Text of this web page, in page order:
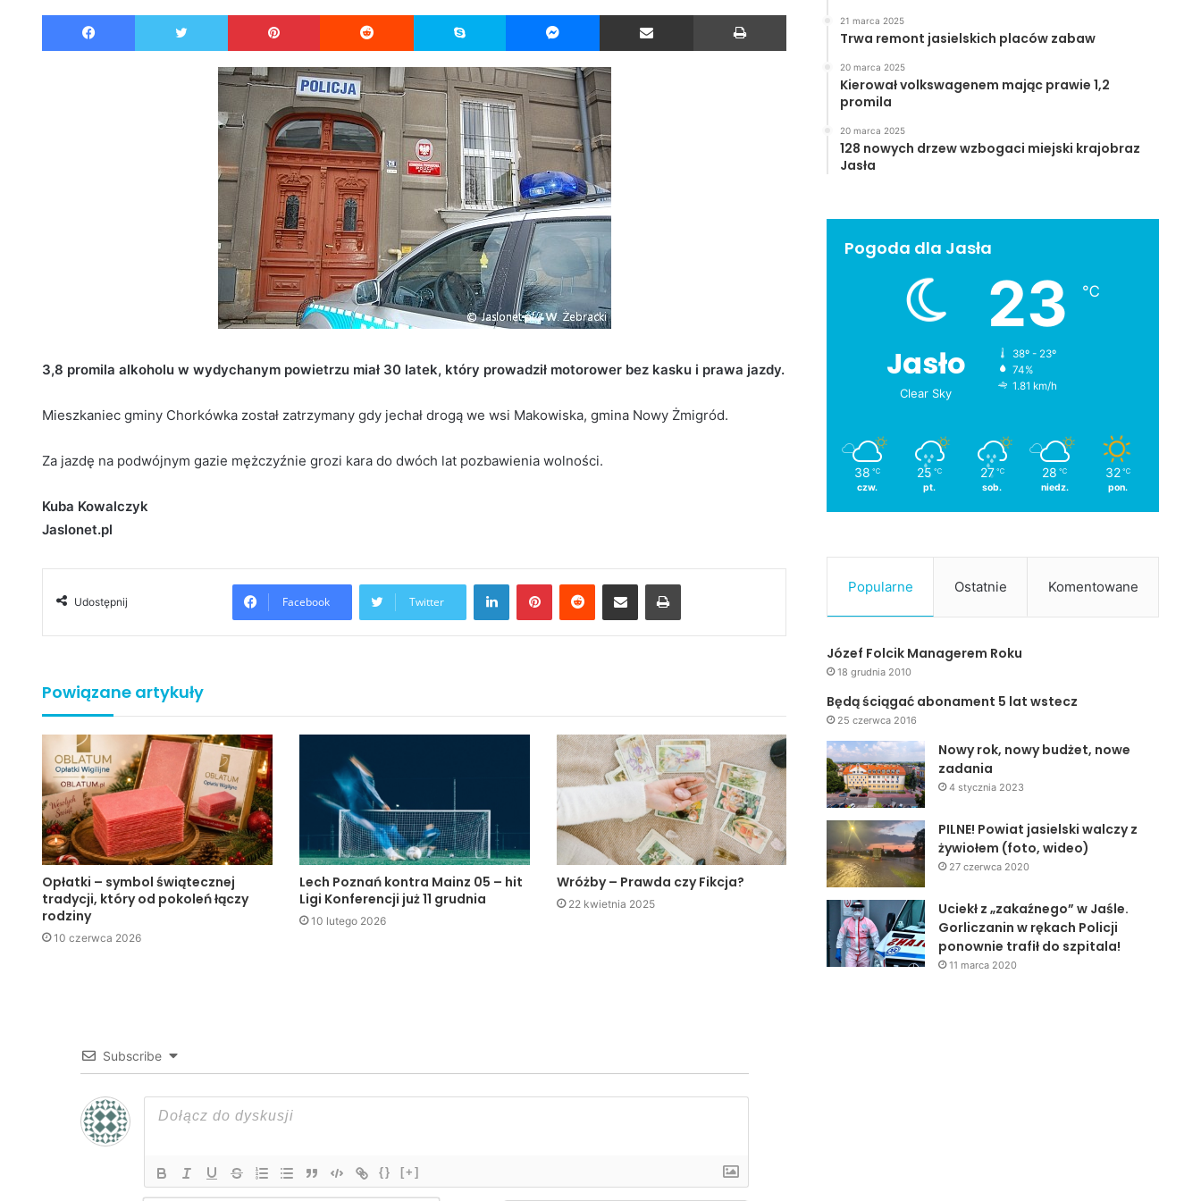
d
Facebook Twitter Pinterest Reddit Skype Messenger Udostępnij przez Email
3,8 promila alkoholu w wydychanym powietrzu miał 30 latek, który prowadził motorower bez kasku i prawa jazdy.
Mieszkaniec gminy Chorkówka został zatrzymany gdy jechał drogą we wsi Makowiska, gmina Nowy Żmigród.
Za jazdę na podwójnym gazie mężczyźnie grozi kara do dwóch lat pozbawienia wolności.
Kuba Kowalczyk
Jaslonet.pl
Udostępnij Facebook Twitter
LinkedIn
Powiązane artykuły
Opłatki – symbol świątecznej
tradycji, który od pokoleń łączy
rodziny
10 czerwca 2026
Lech Poznań kontra Mainz 05 – hit
Ligi Konferencji już 11 grudnia
10 lutego 2026
Wróżby – Prawda czy Fikcja?
22 kwietnia 2025
Subscribe
{} [+]
21 marca 2025
Trwa remont jasielskich placów zabaw
20 marca 2025
Kierował volkswagenem mając prawie 1,2
promila
20 marca 2025
128 nowych drzew wzbogaci miejski krajobraz
Jasła
Pogoda dla Jasła
Jasło
Clear Sky
23 ℃
38º - 23º
74%
1.81 km/h
38 ℃
czw.
25 ℃
pt.
27 ℃
sob.
28 ℃
niedz.
32 ℃
pon.
Popularne Ostatnie Komentowane
Józef Folcik Managerem Roku
18 grudnia 2010
Będą ściągać abonament 5 lat wstecz
25 czerwca 2016
Nowy rok, nowy budżet, nowe
zadania
4 stycznia 2023
PILNE! Powiat jasielski walczy z
żywiołem (foto, wideo)
27 czerwca 2020
Uciekł z „zakaźnego” w Jaśle.
Gorliczanin w rękach Policji
ponownie trafił do szpitala!
11 marca 2020